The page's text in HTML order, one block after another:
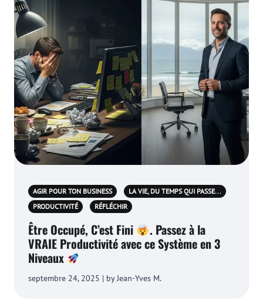
AGIR POUR TON BUSINESS
LA VIE, DU TEMPS QUI PASSE...
PRODUCTIVITÉ
RÉFLÉCHIR
Être Occupé, C’est Fini
. Passez à la
VRAIE Productivité avec ce Système en 3
Niveaux
septembre 24, 2025 | by Jean-Yves M.